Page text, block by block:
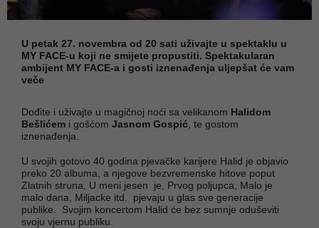
U petak 27. novembra od 20 sati uživajte u spektaklu u
MY FACE-u koji ne smijete propustiti. Spektakularan
ambijent MY FACE-a i gosti iznenađenja uljepšat će vam
veče
Dođite i uživajte u magičnoj noći sa velikanom Halidom
Bešlićem i gošćom Jasnom Gospić , te gostom
iznenađenja.
U svojih gotovo 40 godina pjevačke karijere Halid je objavio
preko 20 albuma, a njegove bezvremenske hitove poput
Zlatnih struna, U meni jesen je, Prvog poljupca, Malo je
malo dana, Miljacke itd. pjevaju u glas sve generacije
publike. Svojim koncertom Halid će bez sumnje oduševiti
svoju vjernu publiku.